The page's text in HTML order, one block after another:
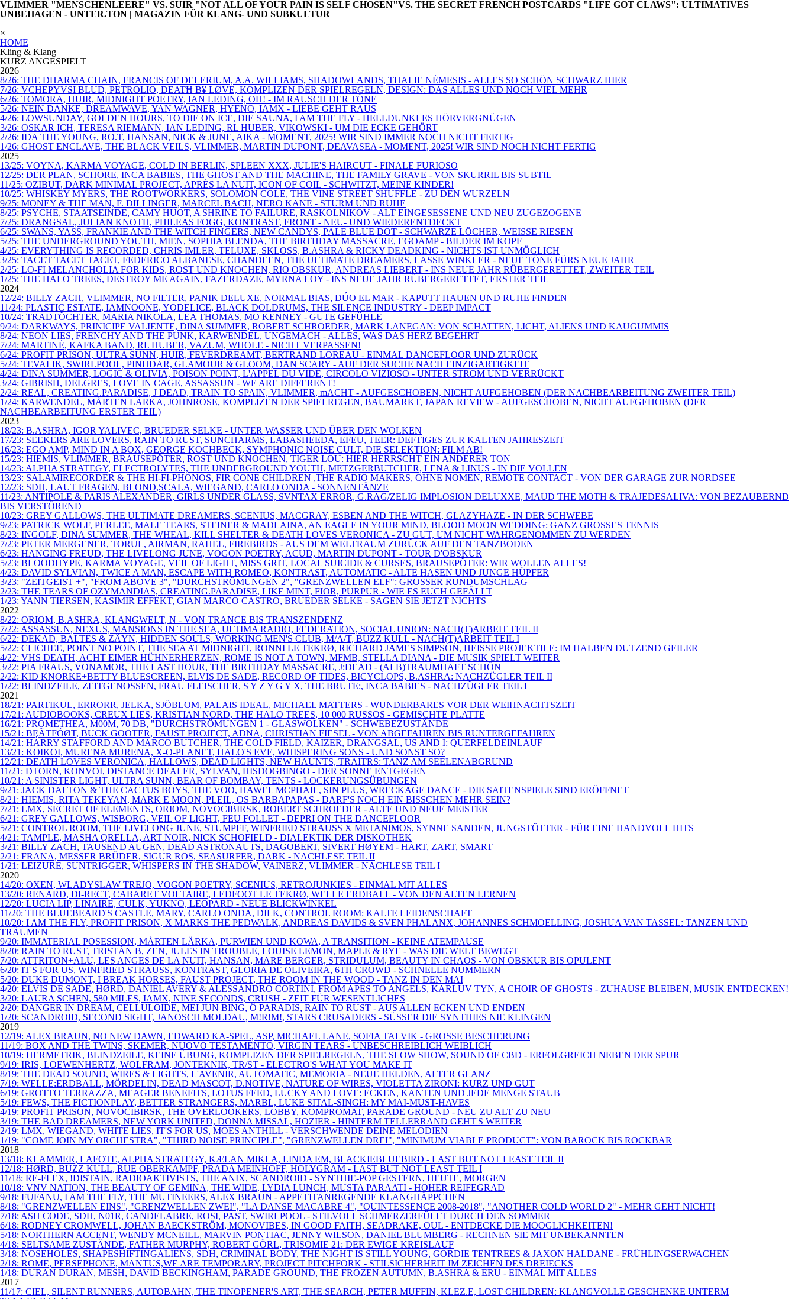
VLIMMER "MENSCHENLEERE" VS. SUIR "NOT ALL OF YOUR PAIN IS SELF CHOSEN"VS. THE SECRET FRENCH POSTCARDS "LIFE GOT CLAWS": ULTIMATIVES
UNBEHAGEN - UNTER.TON | MAGAZIN FÜR KLANG- UND SUBKULTUR
×
HOME
Kling & Klang
KURZ ANGESPIELT
2026
8/26: THE DHARMA CHAIN, FRANCIS OF DELERIUM, A.A. WILLIAMS, SHADOWLANDS, THALIE NÉMESIS - ALLES SO SCHÖN SCHWARZ HIER
7/26: VCHEPYVSI BLUD, PETROLIO, DEATĦ B¥ LØVE, KOMPLIZEN DER SPIELREGELN, DESIGN: DAS ALLES UND NOCH VIEL MEHR
6/26: TOMORA, HUIR, MIDNIGHT POETRY, IAN LEDING, OH! - IM RAUSCH DER TÖNE
5/26: NEIN DANKE, DREAMWAVE, YAN WAGNER, HYENO, IAMX - LIEBE GEHT RAUS
4/26: LOWSUNDAY, GOLDEN HOURS, TO DIE ON ICE, DIE SAUNA, I AM THE FLY - HELLDUNKLES HÖRVERGNÜGEN
3/26: OSKAR ICH, TERESA RIEMANN, IAN LEDING, RL HUBER, VIKOWSKI - UM DIE ECKE GEHÖRT
2/26: IDA THE YOUNG, RO.T, HANSAN, NICK & JUNE, AIKA - MOMENT, 2025! WIR SIND IMMER NOCH NICHT FERTIG
1/26: GHOST ENCLAVE, THE BLACK VEILS, VLIMMER, MARTIN DUPONT, DEAVASEA - MOMENT, 2025! WIR SIND NOCH NICHT FERTIG
2025
13/25: VOYNA, KARMA VOYAGE, COLD IN BERLIN, SPLEEN XXX, JULIE'S HAIRCUT - FINALE FURIOSO
12/25: DER PLAN, SCHORE, INCA BABIES, THE GHOST AND THE MACHINE, THE FAMILY GRAVE - VON SKURRIL BIS SUBTIL
11/25: OZIBUT, DARK MINIMAL PROJECT, APRÈS LA NUIT, ICON OF COIL - SCHWITZT, MEINE KINDER!
10/25: WHISKEY MYERS, THE ROOTWORKERS, SOLOMON COLE, THE VINE STREET SHUFFLE - ZU DEN WURZELN
9/25: MONEY & THE MAN, F. DILLINGER, MARCEL BACH, NERO KANE - STURM UND RUHE
8/25: PSYCHE, STAATSEINDE, CAMY HUOT, A SHRINE TO FAILURE, RASKOLNIKOV - ALT EINGESESSENE UND NEU ZUGEZOGENE
7/25: DRANGSAL, JULIAN KNOTH, PHILEAS FOGG, KONTRAST, FRONT - NEU- UND WIEDERENTDECKT
6/25: SWANS, YASS, FRANKIE AND THE WITCH FINGERS, NEW CANDYS, PALE BLUE DOT - SCHWARZE LÖCHER, WEISSE RIESEN
5/25: THE UNDERGROUND YOUTH, MIEN, SOPHIA BLENDA, THE BIRTHDAY MASSACRE, EGOAMP - BILDER IM KOPF
4/25: EVERYTHING IS RECORDED, CHRIS IMLER, TELUXE, SKLOSS, B.ASHRA & RICKY DEADKING - NICHTS IST UNMÖGLICH
3/25: TACET TACET TACET, FEDERICO ALBANESE, CHANDEEN, THE ULTIMATE DREAMERS, LASSE WINKLER - NEUE TÖNE FÜRS NEUE JAHR
2/25: LO-FI MELANCHOLIA FOR KIDS, ROST UND KNOCHEN, RIO OBSKUR, ANDREAS LIEBERT - INS NEUE JAHR RÜBERGERETTET, ZWEITER TEIL
1/25: THE HALO TREES, DESTROY ME AGAIN, FAZERDAZE, MYRNA LOY - INS NEUE JAHR RÜBERGERETTET, ERSTER TEIL
2024
12/24: BILLY ZACH, VLIMMER, NO FILTER, PANIK DELUXE, NORMAL BIAS, DÚO EL MAR - KAPUTT HAUEN UND RUHE FINDEN
11/24: PLASTIC ESTATE, IAMNOONE, YODELICE, BLACK DOLDRUMS, THE SILENCE INDUSTRY - DEEP IMPACT
10/24: TRADTÖCHTER, MARIA NIKOLA, LEA THOMAS, MO KENNEY - GUTE GEFÜHLE
9/24: DARKWAYS, PRINICIPE VALIENTE, DINA SUMMER, ROBERT SCHROEDER, MARK LANEGAN: VON SCHATTEN, LICHT, ALIENS UND KAUGUMMIS
8/24: NEON LIES, FRENCHY AND THE PUNK, KARWENDEL, UNGEMACH - ALLES, WAS DAS HERZ BEGEHRT
7/24: MARTINÉ, KAFKA BAND, RL HUBER, VAZUM, WHOLE - NICHT VERPASSEN!
6/24: PROFIT PRISON, ULTRA SUNN, HUIR, FEVERDREAMT, BERTRAND LOREAU - EINMAL DANCEFLOOR UND ZURÜCK
5/24: TEVALIK, SWIRLPOOL, PINHDAR, GLAMOUR & GLOOM, DAN SCARY - AUF DER SUCHE NACH EINZIGARTIGKEIT
4/24: DINA SUMMER, LOGIC & OLIVIA, POISON POINT, L'APPEL DU VIDE, CIRCOLO VIZIOSO - UNTER STROM UND VERRÜCKT
3/24: GIBRISH, DELGRES, LOVE IN CAGE, ASSASSUN - WE ARE DIFFERENT!
2/24: REAL, CREATING.PARADISE, J DEAD, TRAIN TO SPAIN, VLIMMER, mACHT - AUFGESCHOBEN, NICHT AUFGEHOBEN (DER NACHBEARBEITUNG ZWEITER TEIL)
1/24: KARWENDEL, MÅRTEN LÄRKA, JOHNROSE, KOMPLIZEN DER SPIELREGEN, BAUMARKT, JAPAN REVIEW - AUFGESCHOBEN, NICHT AUFGEHOBEN (DER
NACHBEARBEITUNG ERSTER TEIL)
2023
18/23: B.ASHRA, IGOR YALIVEC, BRUEDER SELKE - UNTER WASSER UND ÜBER DEN WOLKEN
17/23: SEEKERS ARE LOVERS, RAIN TO RUST, SUNCHARMS, LABASHEEDA, EFEU, TEER: DEFTIGES ZUR KALTEN JAHRESZEIT
16/23: EGO AMP, MIND IN A BOX, GEORGE KOCHBECK, SYMPHONIC NOISE CULT, DIE SELEKTION: FILM AB!
15/23: HIEMIS, VLIMMER, BRAUSEPÖTER, ROST UND KNOCHEN, TIGER LOU: HIER HERRSCHT EIN ANDERER TON
14/23: ALPHA STRATEGY, ELECTROLYTES, THE UNDERGROUND YOUTH, METZGERBUTCHER, LENA & LINUS - IN DIE VOLLEN
13/23: SALAMIRECORDER & THE HI-FI-PHONOS, FIR CONE CHILDREN ,THE RADIO MAKERS, OHNE NOMEN, REMOTE CONTACT - VON DER GARAGE ZUR NORDSEE
12/23: SDH, LAUT FRAGEN, BLOND,SCALA, WIEGAND, CARLO ONDA - SONNENTÄNZE
11/23: ANTIPOLE & PARIS ALEXANDER, GIRLS UNDER GLASS, SVNTAX ERROR, G.RAG/ZELIG IMPLOSION DELUXXE, MAUD THE MOTH & TRAJEDESALIVA: VON BEZAUBERND
BIS VERSTÖREND
10/23: GREY GALLOWS, THE ULTIMATE DREAMERS, SCENIUS, MACGRAY, ESBEN AND THE WITCH, GLAZYHAZE - IN DER SCHWEBE
9/23: PATRICK WOLF, PERLEE, MALE TEARS, STEINER & MADLAINA, AN EAGLE IN YOUR MIND, BLOOD MOON WEDDING: GANZ GROSSES TENNIS
8/23: INGOLF, DINA SUMMER, THE WHEAL, KILL SHELTER & DEATH LOVES VERONICA - ZU GUT, UM NICHT WAHRGENOMMEN ZU WERDEN
7/23: PETER MERGENER, TORUL, AIRMAN, RAHEL, FIREBIRDS - AUS DEM WELTRAUM ZURÜCK AUF DEN TANZBODEN
6/23: HANGING FREUD, THE LIVELONG JUNE, VOGON POETRY, ACUD, MARTIN DUPONT - TOUR D'OBSKUR
5/23: BLOODHYPE, KARMA VOYAGE, VEIL OF LIGHT, MISS GRIT, LOCAL SUICIDE & CURSES, BRAUSEPÖTER: WIR WOLLEN ALLES!
4/23: DAVID SYLVIAN, TWICE A MAN, ESCAPE WITH ROMEO, KONTRAST, AUTOMATIC - ALTE HASEN UND JUNGE HÜPFER
3/23: "ZEITGEIST +", "FROM ABOVE 3", "DURCHSTRÖMUNGEN 2", "GRENZWELLEN ELF": GROSSER RUNDUMSCHLAG
2/23: THE TEARS OF OZYMANDIAS, CREATING.PARADISE, LIKE MINT, FIOR, PURPUR - WIE ES EUCH GEFÄLLT
1/23: YANN TIERSEN, KASIMIR EFFEKT, GIAN MARCO CASTRO, BRUEDER SELKE - SAGEN SIE JETZT NICHTS
2022
8/22: ORIOM, B.ASHRA, KLANGWELT, N - VON TRANCE BIS TRANSZENDENZ
7/22: ASSASSUN, NEXUS, MANSIONS IN THE SEA, ULTIMA RADIO, FEDERATION, SOCIAL UNION: NACH(T)ARBEIT TEIL II
6/22: DEKAD, BALTES & ZÄYN, HIDDEN SOULS, WORKING MEN'S CLUB, M/A/T, BUZZ KULL - NACH(T)ARBEIT TEIL I
5/22: CLICHEE, POINT NO POINT, THE SEA AT MIDNIGHT, RONNI LE TEKRØ, RICHARD JAMES SIMPSON, HEISSE PROJEKTILE: IM HALBEN DUTZEND GEILER
4/22: VHS DEATH, ACHT EIMER HÜHNERHERZEN, ROME IS NOT A TOWN, MFMB, STELLA DIANA - DIE MUSIK SPIELT WEITER
3/22: PIA FRAUS, VONAMOR, THE LAST HOUR, THE BIRTHDAY MASSACRE, J:DEAD - (ALB)TRAUMHAFT SCHÖN
2/22: KID KNORKE+BETTY BLUESCREEN, ELVIS DE SADE, RECORD OF TIDES, BICYCLOPS, B.ASHRA: NACHZÜGLER TEIL II
1/22: BLINDZEILE, ZEITGENOSSEN, FRAU FLEISCHER, S Y Z Y G Y X, THE BRUTE:, INCA BABIES - NACHZÜGLER TEIL I
2021
18/21: PARTIKUL, ERRORR, JELKA, SJÖBLOM, PALAIS IDEAL, MICHAEL MATTERS - WUNDERBARES VOR DER WEIHNACHTSZEIT
17/21: AUDIOBOOKS, CREUX LIES, KRISTIAN NORD, THE HALO TREES, 10 000 RUSSOS - GEMISCHTE PLATTE
16/21: PROMETHEA, M00M, 70 DB, "DURCHSTRÖMUNGEN 1 - GLASWOLKEN" - SCHWEBEZUSTÄNDE
15/21: BĘÃTFÓØT, BUCK GOOTER, FAUST PROJECT, ADNA, CHRISTIAN FIESEL - VON ABGEFAHREN BIS RUNTERGEFAHREN
14/21: HARRY STAFFORD AND MARCO BUTCHER, THE COLD FIELD, KAIZER, DRANGSAL, US AND I: QUERFELDEINLAUF
13/21: KOIKOI, MURENA MURENA, X-O-PLANET, HALO'S EVE, WHISPERING SONS - UND SONST SO?
12/21: DEATH LOVES VERONICA, HALLOWS, DEAD LIGHTS, NEW HAUNTS, TRAITRS: TANZ AM SEELENABGRUND
11/21: DTORN, KONVOI, DISTANCE DEALER, SYLVAN, HISDOGBINGO - DER SONNE ENTGEGEN
10/21: A SINISTER LIGHT, ULTRA SUNN, BEAR OF BOMBAY, TENTS - LOCKERUNGSÜBUNGEN
9/21: JACK DALTON & THE CACTUS BOYS, THE VOO, HAWEL MCPHAIL, SIN PLUS, WRECKAGE DANCE - DIE SAITENSPIELE SIND ERÖFFNET
8/21: HIEMIS, RITA TEKEYAN, MARK E MOON, PLEIL, OS BARBAPAPAS - DARF'S NOCH EIN BISSCHEN MEHR SEIN?
7/21: LMX, SECRET OF ELEMENTS, ORIOM, NOVOCIBIRSK, ROBERT SCHROEDER - ALTE UND NEUE MEISTER
6/21: GREY GALLOWS, WISBORG, VEIL OF LIGHT, FEU FOLLET - DEPRI ON THE DANCEFLOOR
5/21: CONTROL ROOM, THE LIVELONG JUNE, STUMPFF, WINFRIED STRAUSS X METANIMOS, SYNNE SANDEN, JUNGSTÖTTER - FÜR EINE HANDVOLL HITS
4/21: TAMPLE, MASHA QRELLA, ART NOIR, NICK SCHOFIELD - DIALEKTIK DER DISKOTHEK
3/21: BILLY ZACH, TAUSEND AUGEN, DEAD ASTRONAUTS, DAGOBERT, SIVERT HØYEM - HART, ZART, SMART
2/21: FRANA, MESSER BRÜDER, SIGUR ROS, SEASURFER, DARK - NACHLESE TEIL II
1/21: LEIZURE, SUNTRIGGER, WHISPERS IN THE SHADOW, VAINERZ, VLIMMER - NACHLESE TEIL I
2020
14/20: OXEN, WLADYSLAW TREJO, VOGON POETRY, SCENIUS, RETROJUNKIES - EINMAL MIT ALLES
13/20: RENARD, DI-RECT, CABARET VOLTAIRE, LEDFOOT LE TEKRØ, WELLE ERDBALL - VON DEN ALTEN LERNEN
12/20: LUCIA LIP, LINAIRE, CULK, YUKNO, LEOPARD - NEUE BLICKWINKEL
11/20: THE BLUEBEARD'S CASTLE, MARY, CARLO ONDA, DILK, CONTROL ROOM: KALTE LEIDENSCHAFT
10/20: I AM THE FLY, PROFIT PRISON, X MARKS THE PEDWALK, ANDREAS DAVIDS & SVEN PHALANX, JOHANNES SCHMOELLING, JOSHUA VAN TASSEL: TANZEN UND
TRÄUMEN
9/20: IMMATERIAL POSESSION, MÅRTEN LÄRKA, PURWIEN UND KOWA, A TRANSITION - KEINE ATEMPAUSE
8/20: RAIN TO RUST, TRISTÁN B, ZEN, JULES IN TROUBLE, LOUISE LEMÓN, MAPLE & RYE - WAS DIE WELT BEWEGT
7/20: ATTRITON+ALU, LES ANGES DE LA NUIT, HANSAN, MARE BERGER, STRIDULUM, BEAUTY IN CHAOS - VON OBSKUR BIS OPULENT
6/20: IT'S FOR US, WINFRIED STRAUSS, KONTRAST, GLORIA DE OLIVEIRA, 6TH CROWD - SCHNELLE NUMMERN
5/20: DUKE DUMONT, I BREAK HORSES, FAUST PROJECT, THE ROOM IN THE WOOD - TANZ IN DEN MAI
4/20: ELVIS DE SADE, HØRD, DANIEL AVERY & ALESSANDRO CORTINI, FROM APES TO ANGELS, KARLUV TYN, A CHOIR OF GHOSTS - ZUHAUSE BLEIBEN, MUSIK ENTDECKEN!
3/20: LAURA SCHEN, 580 MILES, IAMX, NINE SECONDS, CRUSH - ZEIT FÜR WESENTLICHES
2/20: DANGER IN DREAM, CELLULOIDE, MEI JUN BING, Ô PARADIS, RAIN TO RUST - AUS ALLEN ECKEN UND ENDEN
1/20: SCANDROID, SECOND SIGHT, JANOSCH MOLDAU, M!R!M!, STARS CRUSADERS - SÜSSER DIE SYNTHIES NIE KLINGEN
2019
12/19: ALEX BRAUN, NO NEW DAWN, EDWARD KA-SPEL, ASP, MICHAEL LANE, SOFIA TALVIK - GROSSE BESCHERUNG
11/19: BOX AND THE TWINS, SKEMER, NUOVO TESTAMENTO, VIRGIN TEARS - UNBESCHREIBLICH WEIBLICH
10/19: HERMETRIK, BLINDZEILE, KEINE ÜBUNG, KOMPLIZEN DER SPIELREGELN, THE SLOW SHOW, SOUND OF CBD - ERFOLGREICH NEBEN DER SPUR
9/19: IRIS, LOEWENHERTZ, WOLFRAM, JONTEKNIK, TR/ST - ELECTRO'S WHAT YOU MAKE IT
8/19: THE DEAD SOUND, WIRES & LIGHTS, L'AVENIR, AUTOMATIC, MEMORIA - NEUE HELDEN, ALTER GLANZ
7/19: WELLE:ERDBALL, MÖRDELIN, DEAD MASCOT, D.NOTIVE, NATURE OF WIRES, VIOLETTA ZIRONI: KURZ UND GUT
6/19: GROTTO TERRAZZA, MEAGER BENEFITS, LOTUS FEED, LUCKY AND LOVE: ECKEN, KANTEN UND JEDE MENGE STAUB
5/19: FEWS, THE FICTIONPLAY, BETTER STRANGERS, MARBL, LUKE SITAL-SINGH: MY MAI-MUST-HAVES
4/19: PROFIT PRISON, NOVOCIBIRSK, THE OVERLOOKERS, LOBBY, KOMPROMAT, PARADE GROUND - NEU ZU ALT ZU NEU
3/19: THE BAD DREAMERS, NEW YORK UNITED, DONNA MISSAL, HOZIER - HINTERM TELLERRAND GEHT'S WEITER
2/19: LMX, WIEGAND, WHITE LIES, IT'S FOR US, MOES ANTHILL - VERSCHWENDE DEINE MELODIEN
1/19: "COME JOIN MY ORCHESTRA", "THIRD NOISE PRINCIPLE", "GRENZWELLEN DREI", "MINIMUM VIABLE PRODUCT": VON BAROCK BIS ROCKBAR
2018
13/18: KLAMMER, LAFOTE, ALPHA STRATEGY, KÆLAN MIKLA, LINDA EM, BLACKIEBLUEBIRD - LAST BUT NOT LEAST TEIL II
12/18: HØRD, BUZZ KULL, RUE OBERKAMPF, PRADA MEINHOFF, HOLYGRAM - LAST BUT NOT LEAST TEIL I
11/18: RE-FLEX, !DISTAIN, RADIOAKTIVISTS, THE ANIX, SCANDROID - SYNTHIE-POP GESTERN, HEUTE, MORGEN
10/18: VNV NATION, THE BEAUTY OF GEMINA, THE WIDE, LYDIA LUNCH, MUSTA PARAATI - HOHER REIFEGRAD
9/18: FUFANU, I AM THE FLY, THE MUTINEERS, ALEX BRAUN - APPETITANREGENDE KLANGHÄPPCHEN
8/18: "GRENZWELLEN EINS", "GRENZWELLEN ZWEI", "LA DANSE MACABRE 4", "QUINTESSENCE 2008-2018", "ANOTHER COLD WORLD 2" - MEHR GEHT NICHT!
7/18: ASH CODE, SDH, N01R, CANDELABRE, ROSI, PAST, SWIRLPOOL - STILVOLL SCHMERZERFÜLLT DURCH DEN SOMMER
6/18: RODNEY CROMWELL, JOHAN BAECKSTRÖM, MONOVIBES, IN GOOD FAITH, SEADRAKE, OUL - ENTDECKE DIE MOOGLICHKEITEN!
5/18: NORTHERN ACCENT, WENDY MCNEILL, MARVIN PONTIAC, JENNY WILSON, DANIEL BLUMBERG - RECHNEN SIE MIT UNBEKANNTEN
4/18: SELTSAME ZUSTÄNDE, FATHER MURPHY, ROBERT GÖRL, TRISOMIE 21: DER EWIGE KREISLAUF
3/18: NOSEHOLES, SHAPESHIFTINGALIENS, SDH, CRIMINAL BODY, THE NIGHT IS STILL YOUNG, GORDIE TENTREES & JAXON HALDANE - FRÜHLINGSERWACHEN
2/18: ROME, PERSEPHONE, MANTUS,WE ARE TEMPORARY, PROJECT PITCHFORK - STILSICHERHEIT IM ZEICHEN DES DREIECKS
1/18: DURAN DURAN, MESH, DAVID BECKINGHAM, PARADE GROUND, THE FROZEN AUTUMN, B.ASHRA & ERU - EINMAL MIT ALLES
2017
11/17: CIEL, SILENT RUNNERS, AUTOBAHN, THE TINOPENER'S ART, THE SEARCH, PETER MUFFIN, KLEZ.E, LOST CHILDREN: KLANGVOLLE GESCHENKE UNTERM